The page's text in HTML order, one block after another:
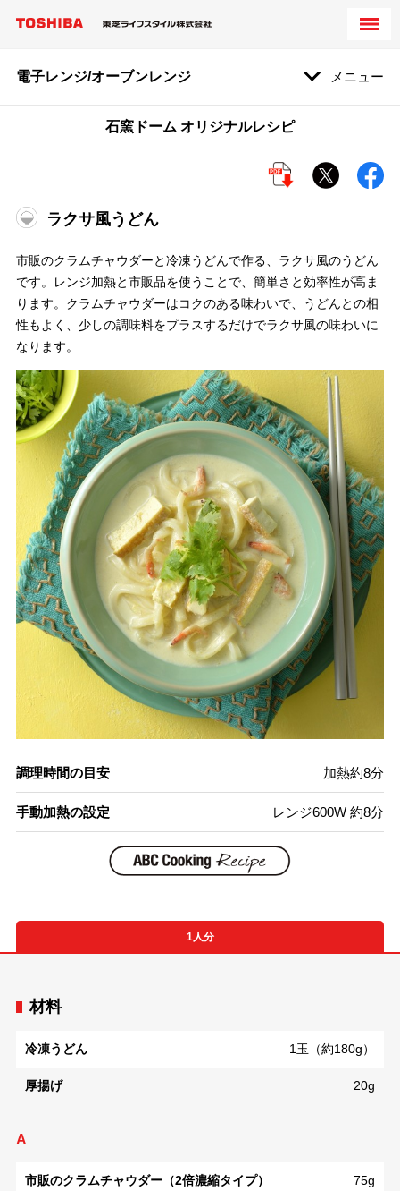
電子レンジ/オーブンレンジ メニュー
石窯ドーム オリジナルレシピ
ラクサ風うどん
市販のクラムチャウダーと冷凍うどんで作る、ラクサ風のうどん
です。レンジ加熱と市販品を使うことで、簡単さと効率性が高ま
ります。クラムチャウダーはコクのある味わいで、うどんとの相
性もよく、少しの調味料をプラスするだけでラクサ風の味わいに
なります。
調理時間の目安 加熱約8分
手動加熱の設定 レンジ600W 約8分
1人分
材料
冷凍うどん 1玉（約180g）
厚揚げ 20g
A
市販のクラムチャウダー（2倍濃縮タイプ） 75g